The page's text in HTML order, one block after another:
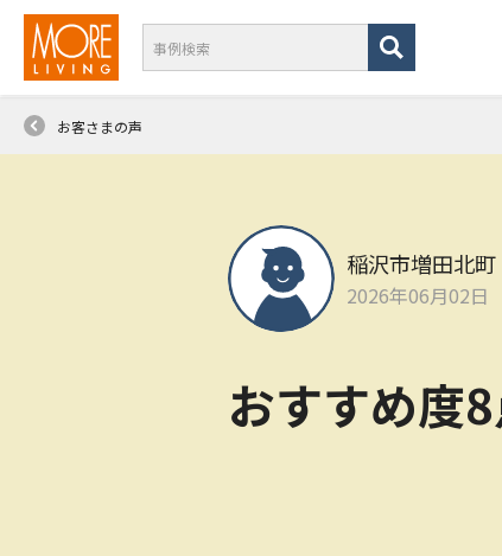
お客さまの声
稲沢市増田北
2026年06月02日
おすすめ度